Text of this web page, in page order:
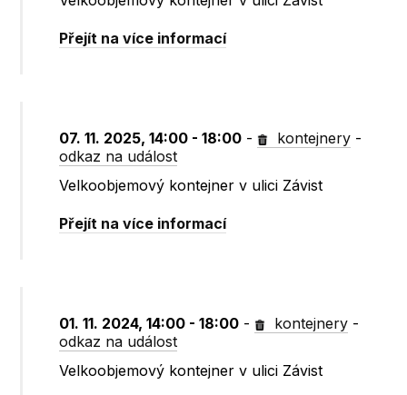
Přejít na více informací
07. 11. 2025, 14:00 - 18:00 - kontejnery -
odkaz na událost
Velkoobjemový kontejner v ulici Závist
Přejít na více informací
01. 11. 2024, 14:00 - 18:00 - kontejnery -
odkaz na událost
Velkoobjemový kontejner v ulici Závist